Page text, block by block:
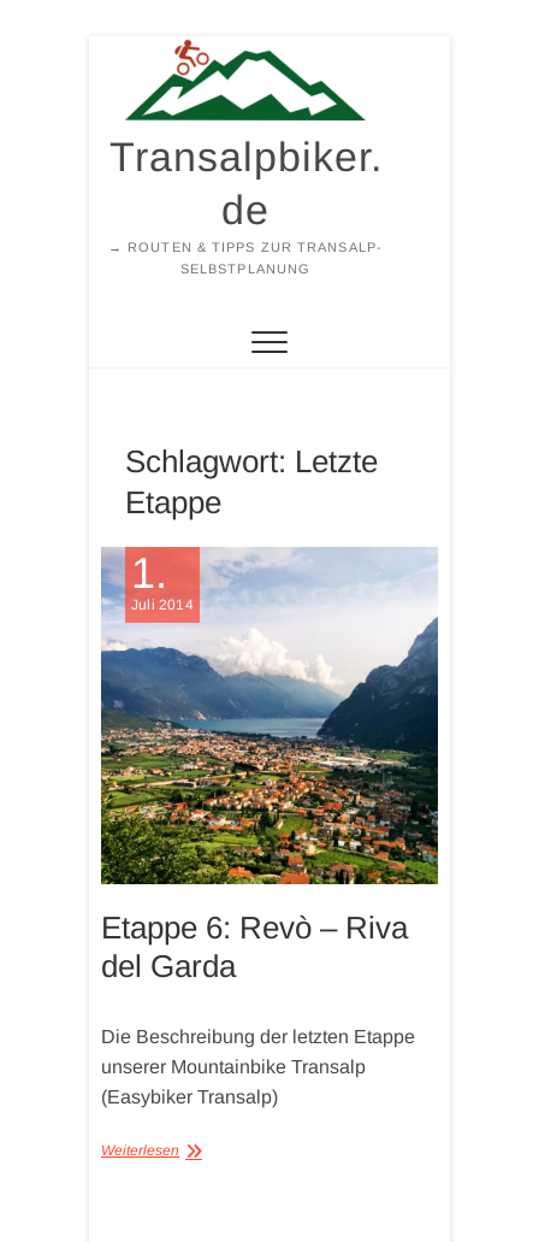
springen
Transalpbiker.
de
→ ROUTEN & TIPPS ZUR TRANSALP-
SELBSTPLANUNG
Schlagwort: Letzte
Etappe
1.
Juli 2014
Etappe 6: Revò – Riva
del Garda
Die Beschreibung der letzten Etappe
unserer Mountainbike Transalp
(Easybiker Transalp)
Weiterlesen